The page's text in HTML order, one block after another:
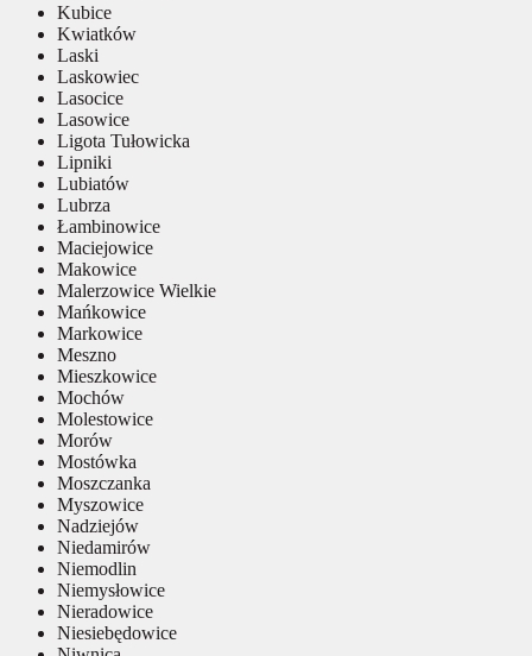
Kubice
Kwiatków
Laski
Laskowiec
Lasocice
Lasowice
Ligota Tułowicka
Lipniki
Lubiatów
Lubrza
Łambinowice
Maciejowice
Makowice
Malerzowice Wielkie
Mańkowice
Markowice
Meszno
Mieszkowice
Mochów
Molestowice
Morów
Mostówka
Moszczanka
Myszowice
Nadziejów
Niedamirów
Niemodlin
Niemysłowice
Nieradowice
Niesiebędowice